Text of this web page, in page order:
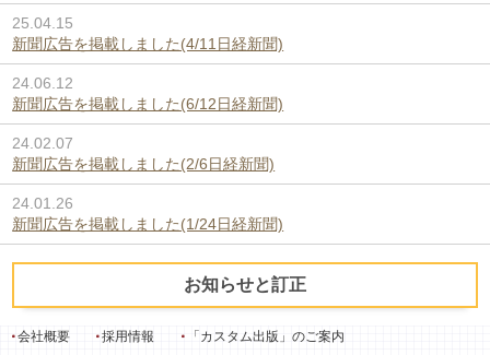
25.04.15
新聞広告を掲載しました(4/11日経新聞)
24.06.12
新聞広告を掲載しました(6/12日経新聞)
24.02.07
新聞広告を掲載しました(2/6日経新聞)
24.01.26
新聞広告を掲載しました(1/24日経新聞)
お知らせと訂正
会社概要 採用情報 「カスタム出版」のご案内